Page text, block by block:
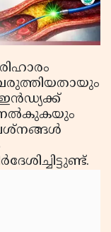
നല്‍കുകയും